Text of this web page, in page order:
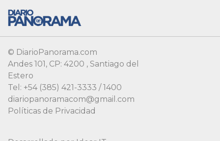
© DiarioPanorama.com
Andes 101, CP: 4200 , Santiago del
Estero
Tel: +54 (385) 421-3333 / 1400
diariopanoramacom@gmail.com
Políticas de Privacidad